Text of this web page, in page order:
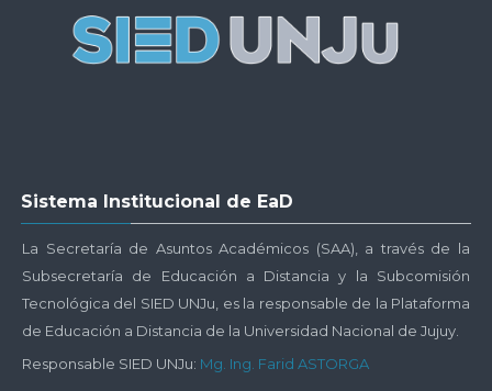
Institucional
EaD
Sistema Institucional de EaD
La Secretaría de Asuntos Académicos (SAA), a través de la
Subsecretaría de Educación a Distancia y la Subcomisión
Tecnológica del SIED UNJu, es la responsable de la Plataforma
de Educación a Distancia de la Universidad Nacional de Jujuy.
Responsable SIED UNJu: Mg. Ing. Farid ASTORGA